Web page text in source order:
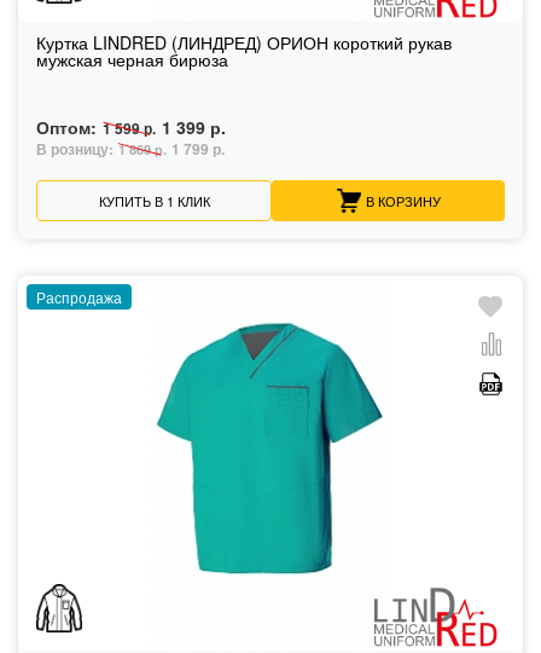
Куртка LINDRED (ЛИНДРЕД) ОРИОН короткий рукав
мужская черная бирюза
Оптом: 1 599 р. 1 399 р.
В розницу: 1 869 р. 1 799 р.
КУПИТЬ В 1 КЛИК В КОРЗИНУ
Распродажа